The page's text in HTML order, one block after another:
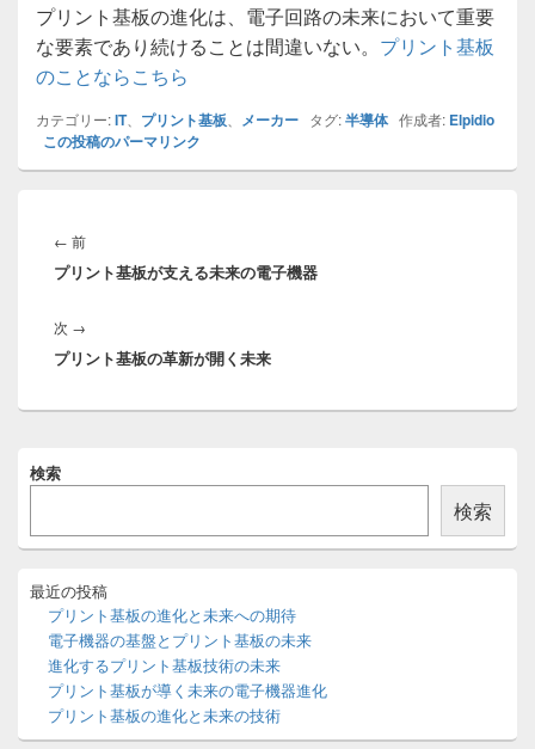
プリント基板の進化は、電子回路の未来において重要
な要素であり続けることは間違いない。 プリント基板
のことならこちら
カテゴリー:IT、 プリント基板 メーカー タグ:半導体作成者: Elpidio
この投稿のパーマリンク
稿
ナ
ゲ
ー
シ
← 前前
の
プリント基板が支える未来の電子機器
次 →
の
稿:
プリント基板の革新が開く未来
イ
イ
バ
ト
検索
検索
最近の投稿
プリント基板の進化と未来への期待
電子機器の基盤とプリント基板の未来
進化するプリント基板技術の未来
プリント基板が導く未来の電子機器進化
プリント基板の進化と未来の技術